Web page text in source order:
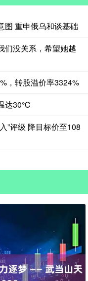
图 重申俄乌和谈基础
们没关系，希望她越
，转股溢价率3324%
达30℃
”评级 降目标价至108